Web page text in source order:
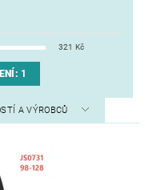
321 Kč
1
A VÝROBCŮ